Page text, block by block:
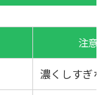
注意点
濃くしすぎな